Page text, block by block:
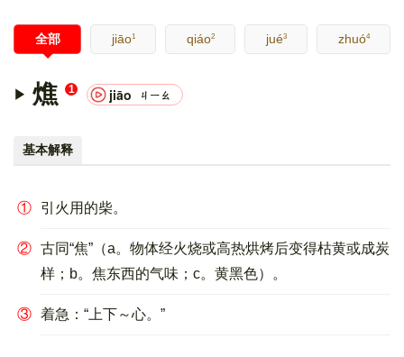
〔燋〕字的异体字是灼;爝 。
全部 jiāo1 qiáo2 jué3 zhuó4
燋 1 jiāo ㄐㄧㄠ
基本解释
① 引火用的柴。
② 古同“焦”（a。物体经火烧或高热烘烤后变得枯黄或成炭
样；b。焦东西的气味；c。黄黑色）。
③ 着急：“上下～心。”